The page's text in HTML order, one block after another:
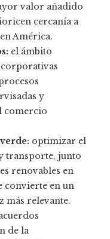
valor añadido
cercanía a
América.
el ámbito
y
comercio
optimizar el
transporte, junto
renovables en
convierte en un
más relevante.
de la